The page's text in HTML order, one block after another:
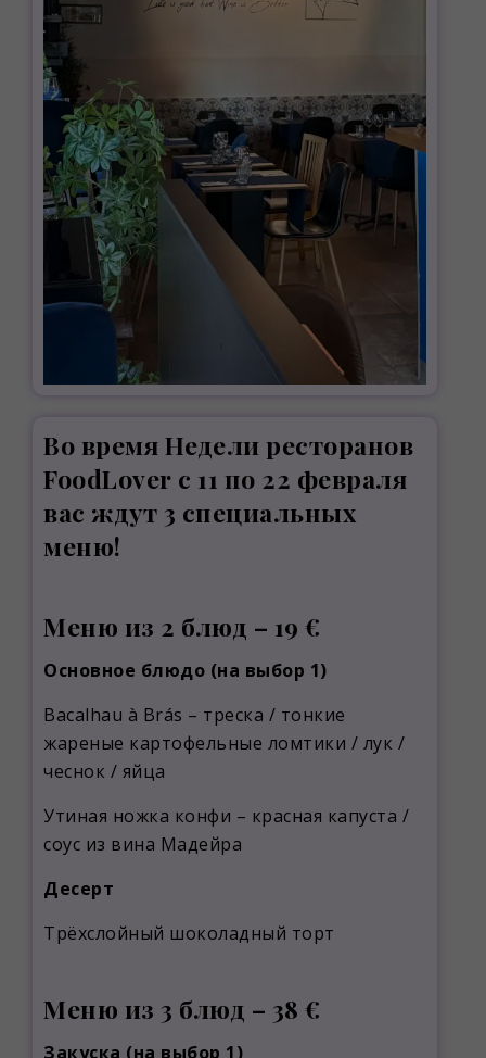
Во время Недели ресторанов
FoodLover с 11 по 22 февраля
вас ждут 3 специальных
меню!
Меню из 2 блюд – 19 €
Основное блюдо (на выбор 1)
Bacalhau à Brás – треска / тонкие
жареные картофельные ломтики / лук /
чеснок / яйца
Утиная ножка конфи – красная капуста /
соус из вина Мадейра
Десерт
Трёхслойный шоколадный торт
Меню из 3 блюд – 38 €
Закуска (на выбор 1)